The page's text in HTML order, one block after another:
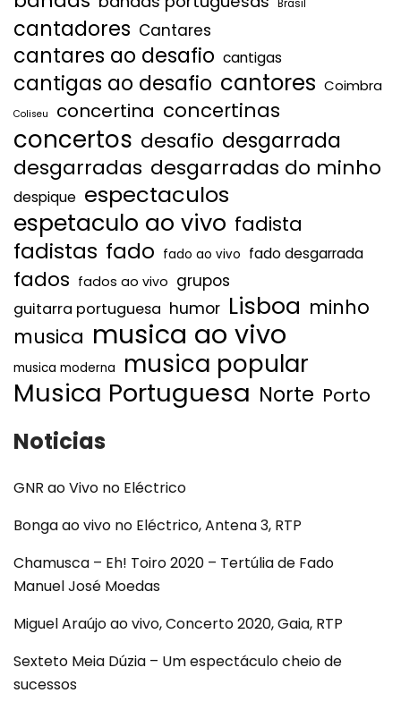
Brasil
cantadores Cantares
cantares ao desafio cantigas
cantigas ao desafio cantores Coimbra
Coliseu concertina concertinas
concertos desafio desgarrada
desgarradas desgarradas do minho
despique espectaculos
espetaculo ao vivo fadista
fadistas fado fado ao vivo fado desgarrada
fados fados ao vivo grupos
guitarra portuguesa humor Lisboa minho
musica musica ao vivo
musica moderna musica popular
Musica Portuguesa Norte Porto
Noticias
GNR ao Vivo no Eléctrico
Bonga ao vivo no Eléctrico, Antena 3, RTP
Chamusca – Eh! Toiro 2020 – Tertúlia de Fado
Manuel José Moedas
Miguel Araújo ao vivo, Concerto 2020, Gaia, RTP
Sexteto Meia Dúzia – Um espectáculo cheio de
sucessos